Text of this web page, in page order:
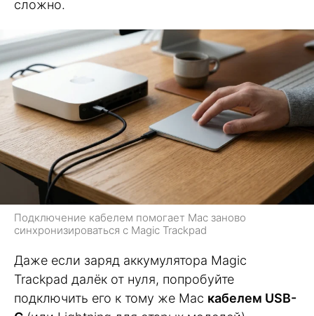
сложно.
Подключение кабелем помогает Mac заново
синхронизироваться с Magic Trackpad
Даже если заряд аккумулятора Magic
Trackpad далёк от нуля, попробуйте
подключить его к тому же Mac кабелем USB-